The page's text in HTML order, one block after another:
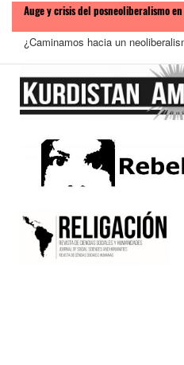
Auge y crisis del posneoliberalismo
¿Caminamos hacia un